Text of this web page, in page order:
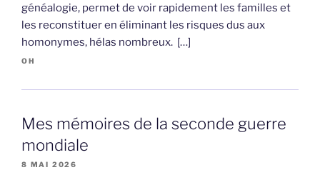
généalogie, permet de voir rapidement les familles et
les reconstituer en éliminant les risques dus aux
homonymes, hélas nombreux. […]
OH
Mes mémoires de la seconde guerre
mondiale
8 MAI 2026